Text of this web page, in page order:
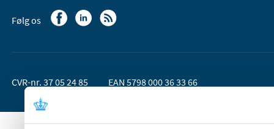
Følg os
CVR-nr. 37 05 24 85 EAN 5798 000 36 33 66